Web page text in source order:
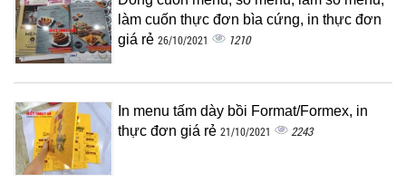
làm cuốn thực đơn bìa cứng, in thực đơn
giá rẻ 26/10/2021 1210
In menu tấm dày bồi Format/Formex, in
thực đơn giá rẻ 21/10/2021 2243